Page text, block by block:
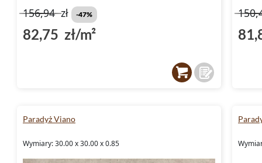
156,94zł -47%
82,75 zł/m²
Paradyż Viano
Wymiary: 30.00 x 30.00 x 0.85